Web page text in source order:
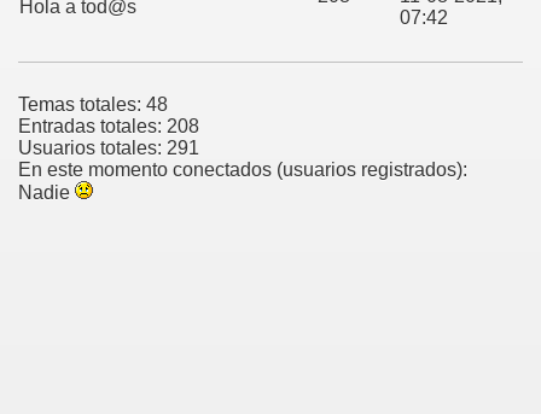
Hola a tod@s
07:42
Temas totales: 48
Entradas totales: 208
Usuarios totales: 291
En este momento conectados (usuarios registrados):
Nadie